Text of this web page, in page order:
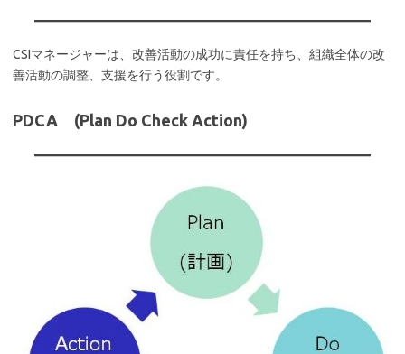
CSIマネージャーは、改善活動の成功に責任を持ち、組織全体の改
善活動の調整、支援を行う役割です。
PDCA (Plan Do Check Action)